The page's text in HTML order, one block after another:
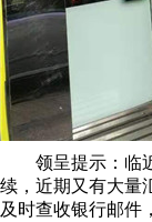
领呈提示：临近
续，近期又有大量
及时查收银行邮件